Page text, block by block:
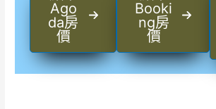
Ago
da房
價
Booki
ng房
價